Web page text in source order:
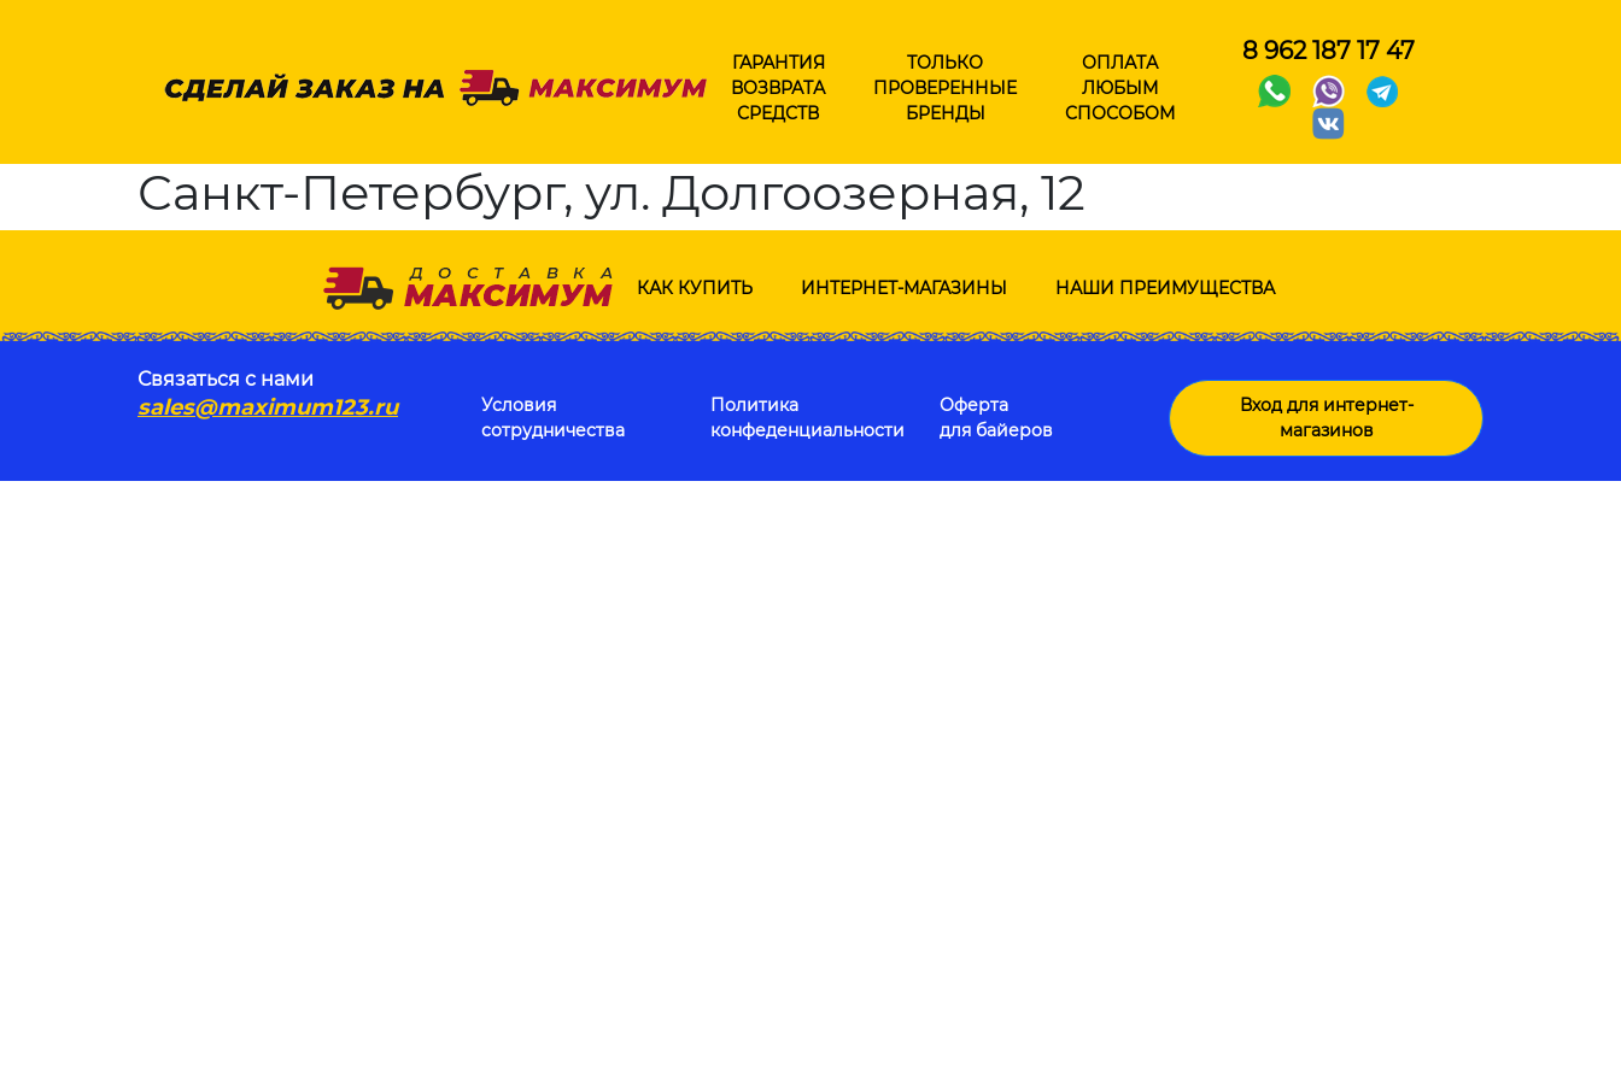
ГАРАНТИЯ
ВОЗВРАТА
СРЕДСТВ
ТОЛЬКО
ПРОВЕРЕННЫЕ
БРЕНДЫ
ОПЛАТА
ЛЮБЫМ
СПОСОБОМ
8 962 187 17 47
Санкт-Петербург, ул. Долгоозерная, 12
КАК КУПИТЬ ИНТЕРНЕТ-МАГАЗИНЫ НАШИ ПРЕИМУЩЕСТВА
Связаться с нами
sales@maximum123.ru
Условия
сотрудничества
Политика
конфеденциальности
Оферта
для байеров
Вход для интернет-
магазинов